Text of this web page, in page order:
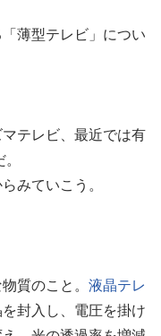
薄型テレビ」につい
テレビ、最近では有
みていこう。
質のこと。 液晶テレ
封入し、電圧を掛け